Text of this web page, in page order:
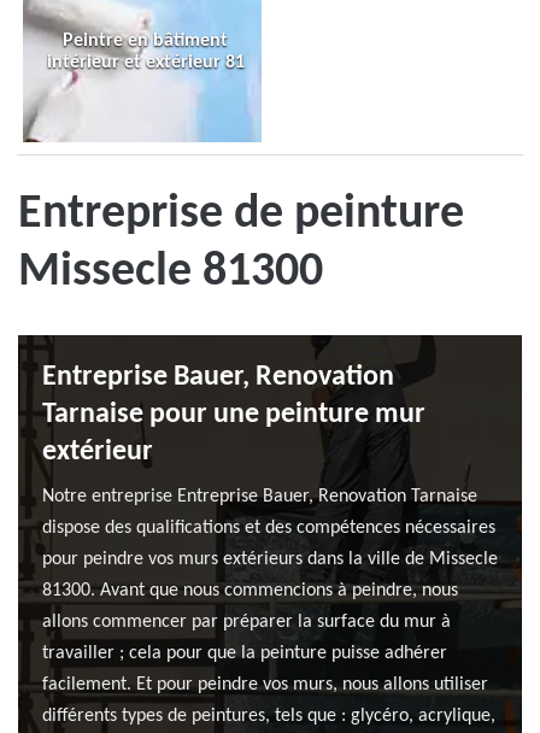
Peintre en bâtiment
intérieur et extérieur 81
Entreprise de peinture
Missecle 81300
Entreprise Bauer, Renovation
Tarnaise pour une peinture mur
extérieur
Notre entreprise Entreprise Bauer, Renovation Tarnaise
dispose des qualifications et des compétences nécessaires
pour peindre vos murs extérieurs dans la ville de Missecle
81300. Avant que nous commencions à peindre, nous
allons commencer par préparer la surface du mur à
travailler ; cela pour que la peinture puisse adhérer
facilement. Et pour peindre vos murs, nous allons utiliser
différents types de peintures, tels que : glycéro, acrylique,